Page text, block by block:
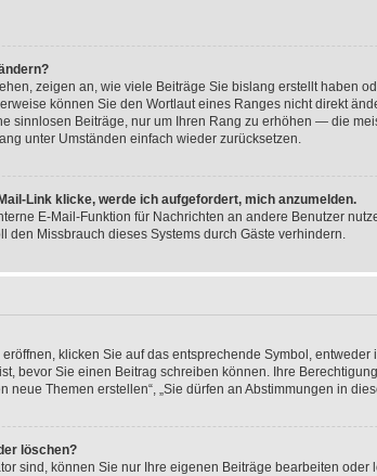
zeigen an, wie viele Beiträge Sie bislang erstellt haben
können Sie den Wortlaut eines Ranges nicht direkt
sinnlosen Beiträge, nur um Ihren Rang zu erhöhen — die
unter Umständen einfach wieder zurücksetzen.
Link klicke, werde ich aufgefordert, mich anzumelden.
E-Mail-Funktion für Nachrichten an andere Benutzer
den Missbrauch dieses Systems durch Gäste verhindern.
klicken Sie auf das entsprechende Symbol,
bevor Sie einen Beitrag schreiben können. Ihre
neue Themen erstellen“, „Sie dürfen an Abstimmungen in
löschen?
sind, können Sie nur Ihre eigenen Beiträge bearbeiten